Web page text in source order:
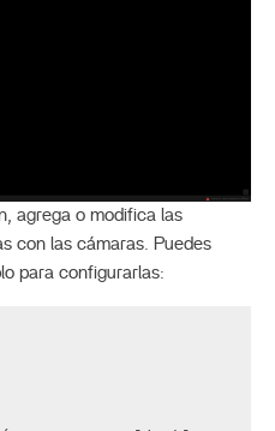
agrega o modifica las
con las cámaras. Puedes
para configurarlas: